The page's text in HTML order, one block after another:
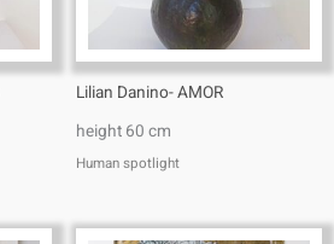
Lilian Danino- AMOR
height 60 cm
Human spotlight